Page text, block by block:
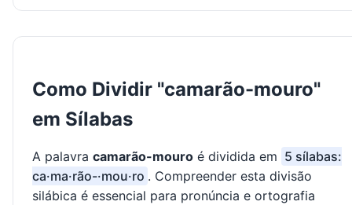
Como Dividir "camarão-mouro"
em Sílabas
A palavra camarão-mouro é dividida em 5 sílabas:
ca·ma·rão-·mou·ro . Compreender esta divisão
silábica é essencial para pronúncia e ortografia